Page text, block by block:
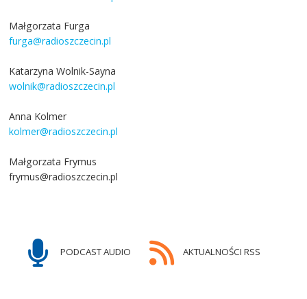
Małgorzata Furga
furga@radioszczecin.pl
Katarzyna Wolnik-Sayna
wolnik@radioszczecin.pl
Anna Kolmer
kolmer@radioszczecin.pl
Małgorzata Frymus
frymus@radioszczecin.pl
PODCAST AUDIO AKTUALNOŚCI RSS